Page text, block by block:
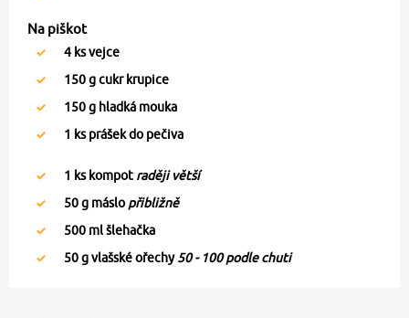
Na piškot
4 ks vejce
150g cukr krupice
150g hladká mouka
1 ks prášek do pečiva
1 ks kompot raději větší
50g máslo přibližně
500 ml šlehačka
50g vlašské ořechy50 - 100 podle chuti